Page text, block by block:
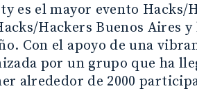
es el mayor evento
Hackers Buenos Aires
Con el apoyo de una
por un grupo que ha
alrededor de 2000